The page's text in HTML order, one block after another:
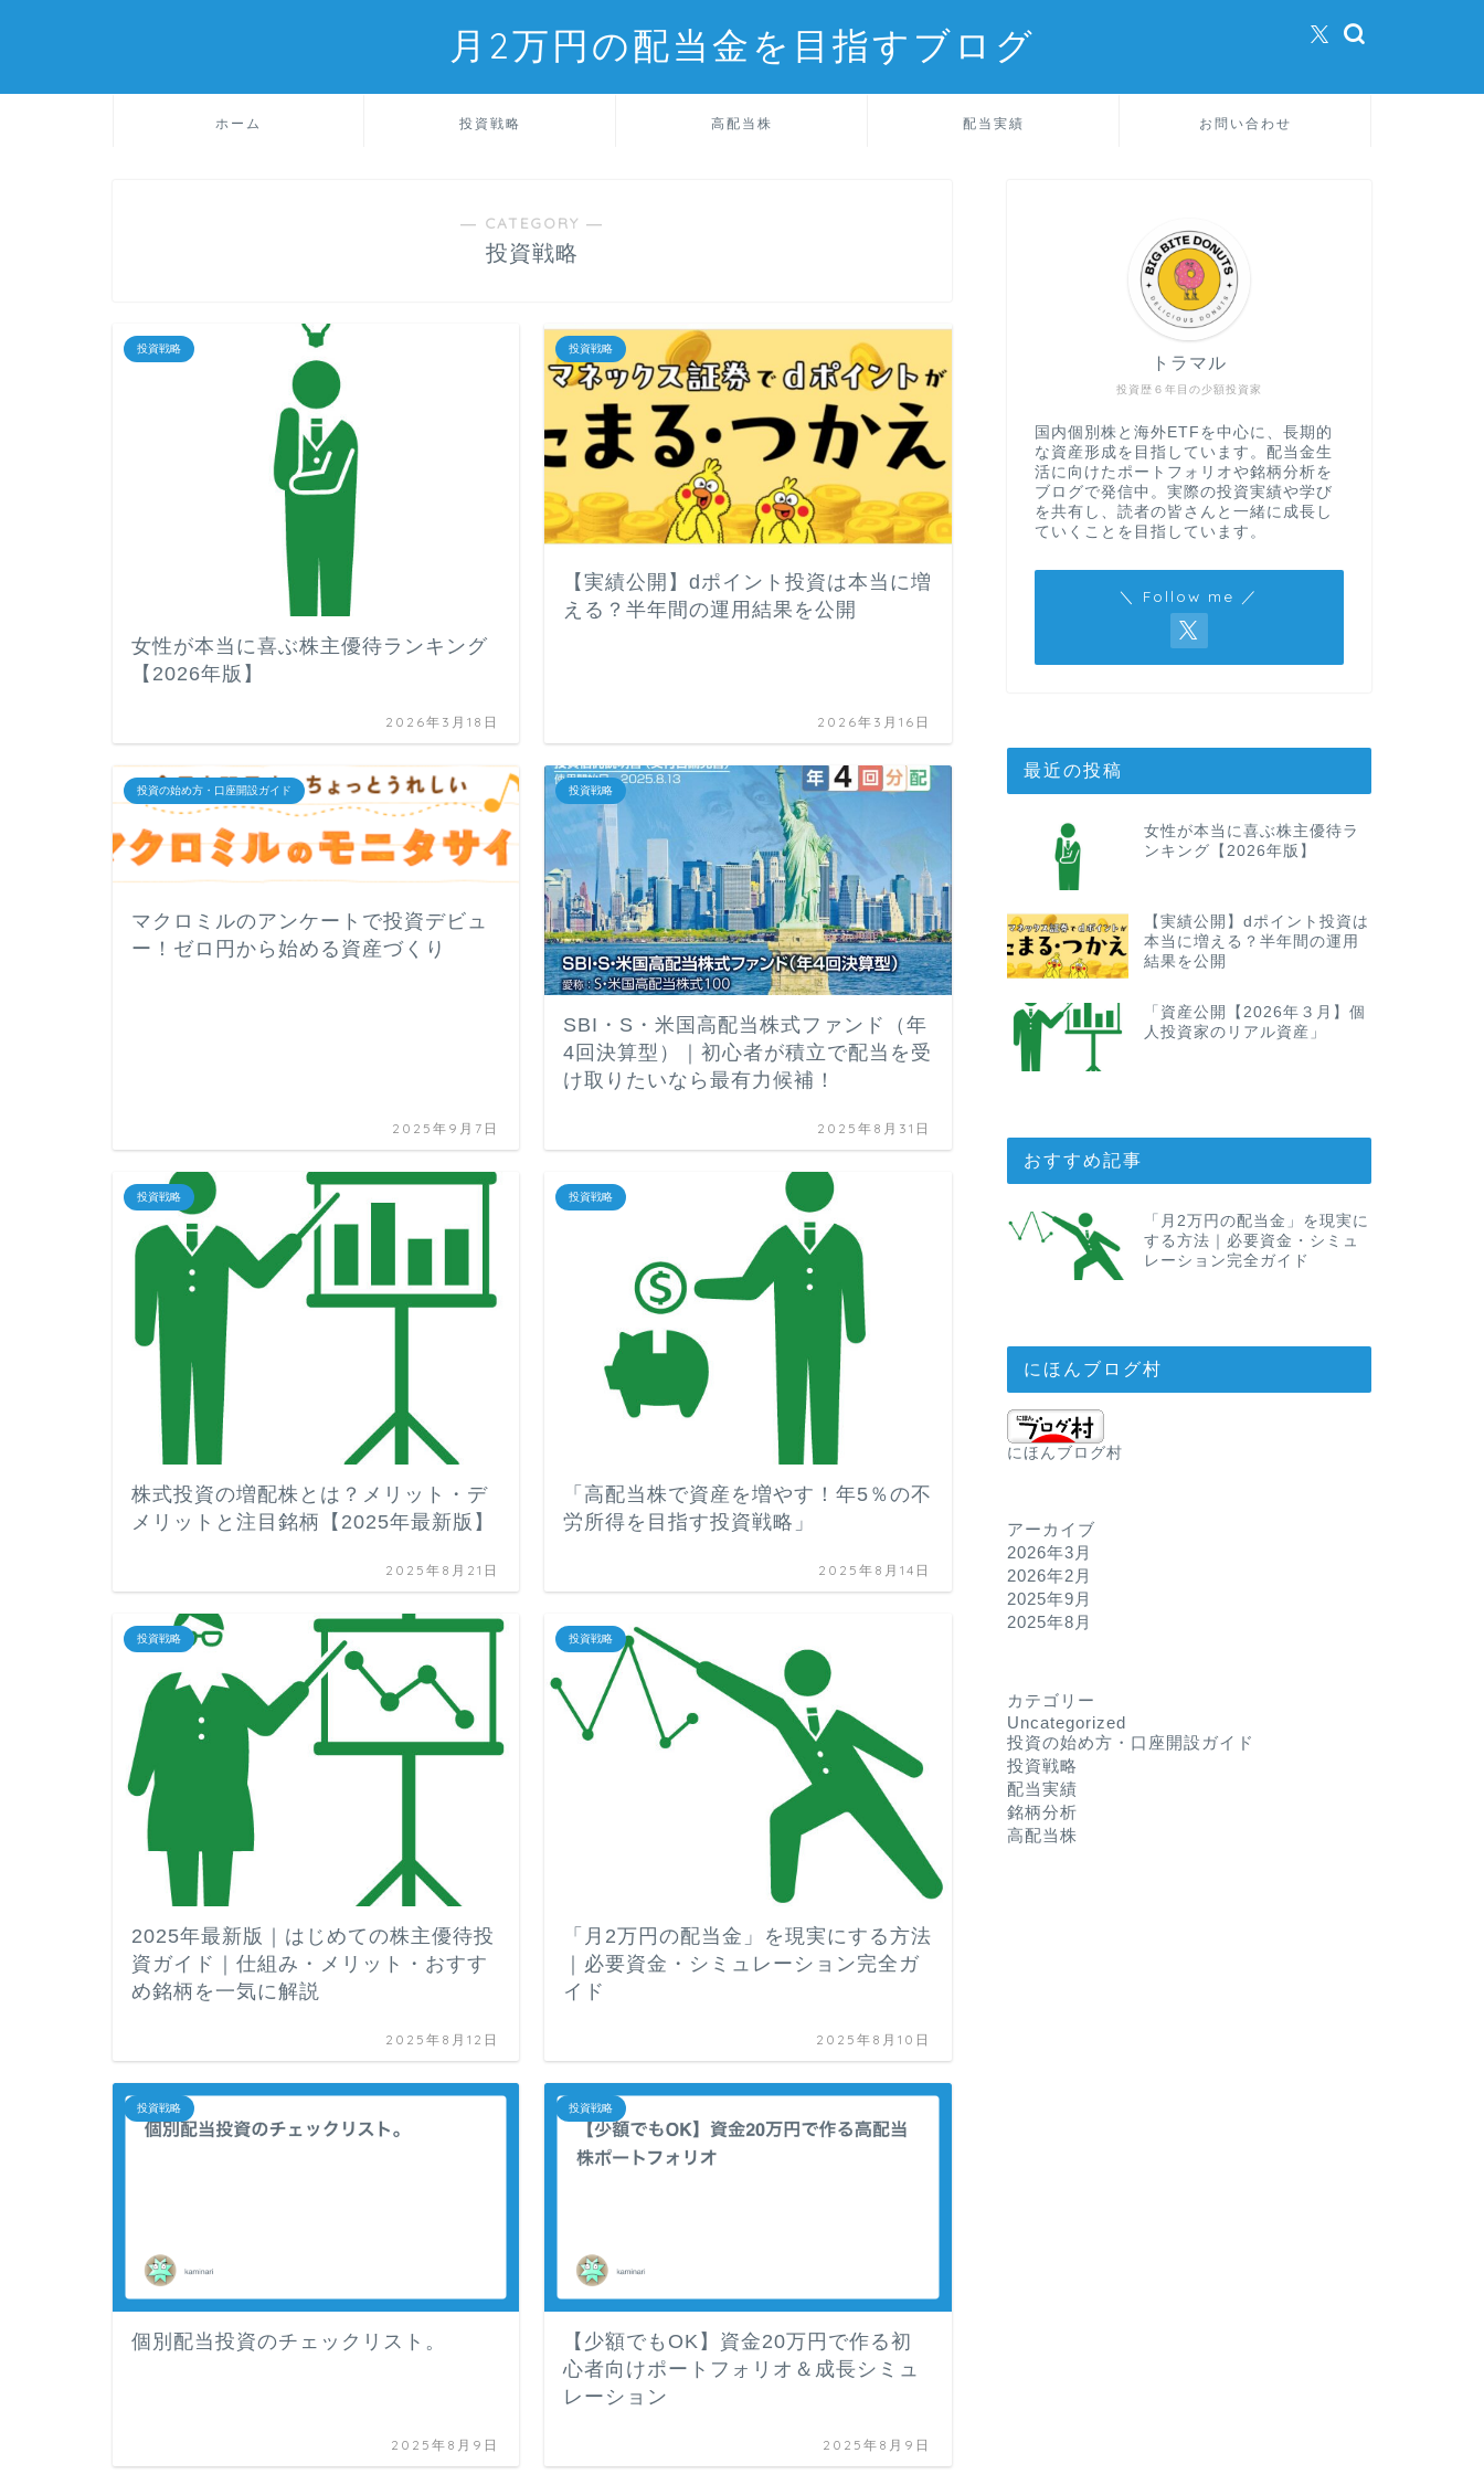
月2万円の配当金を目指すブログ
ホーム 投資戦略 高配当株 配当実績 お問い合わせ
― CATEGORY ―
投資戦略
投資戦略
女性が本当に喜ぶ株主優待ランキング
【2026年版】
2026年3月18日
投資戦略
【実績公開】dポイント投資は本当に増
える？半年間の運用結果を公開
2026年3月16日
投資の始め方・口座開設ガイド
マクロミルのアンケートで投資デビュ
ー！ゼロ円から始める資産づくり
2025年9月7日
投資戦略
SBI・S・米国高配当株式ファンド（年
4回決算型）｜初心者が積立で配当を受
け取りたいなら最有力候補！
2025年8月31日
投資戦略
株式投資の増配株とは？メリット・デ
メリットと注目銘柄【2025年最新版】
2025年8月21日
投資戦略
「高配当株で資産を増やす！年5％の不
労所得を目指す投資戦略」
2025年8月14日
投資戦略
2025年最新版｜はじめての株主優待投
資ガイド｜仕組み・メリット・おすす
め銘柄を一気に解説
2025年8月12日
投資戦略
「月2万円の配当金」を現実にする方法
｜必要資金・シミュレーション完全ガ
イド
2025年8月10日
投資戦略
個別配当投資のチェックリスト。
2025年8月9日
投資戦略
【少額でもOK】資金20万円で作る初
心者向けポートフォリオ＆成長シミュ
レーション
2025年8月9日
投資歴６年目の少額投資家
トラマル
国内個別株と海外ETFを中心に、長期的
な資産形成を目指しています。配当金生
活に向けたポートフォリオや銘柄分析を
ブログで発信中。実際の投資実績や学び
を共有し、読者の皆さんと一緒に成長し
ていくことを目指しています。
＼ Follow me ／
最近の投稿
女性が本当に喜ぶ株主優待ラ
ンキング【2026年版】
【実績公開】dポイント投資は
本当に増える？半年間の運用
結果を公開
「資産公開【2026年３月】個
人投資家のリアル資産」
おすすめ記事
「月2万円の配当金」を現実に
する方法｜必要資金・シミュ
レーション完全ガイド
にほんブログ村
にほんブログ村
アーカイブ
2026年3月
2026年2月
2025年9月
2025年8月
カテゴリー
Uncategorized
投資の始め方・口座開設ガイド
投資戦略
配当実績
銘柄分析
高配当株